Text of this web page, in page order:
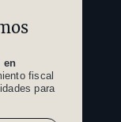
en
fiscal
para